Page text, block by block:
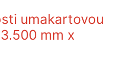
umakartovou
mm x